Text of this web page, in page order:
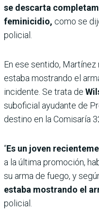
se descarta
feminicidio, como se
policial.
En ese sentido,
estaba mostrando el
incidente. Se trata de
suboficial ayudante de
destino en la Comisaría
“Es un joven
a la última promoción,
su arma de fuego, y
estaba mostrando el
policial.